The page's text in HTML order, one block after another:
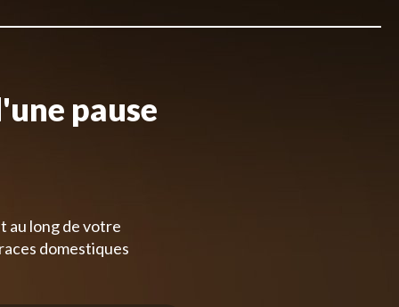
pause
au long de votre
domestiques